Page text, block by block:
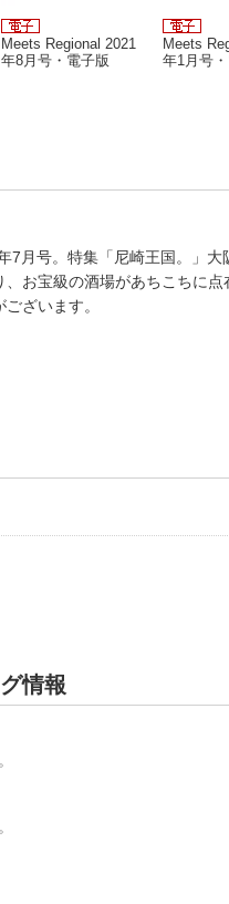
Meets Regional 2021
年8月号・電子版
Meets
年1月号
7月号。特集「尼崎王国。」
お宝級の酒場があちこちに
ざいます。
情報